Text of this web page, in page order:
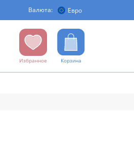
Валюта: Евро
Избранное Корзина